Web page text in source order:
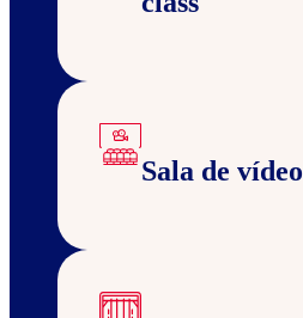
Sala de vídeo